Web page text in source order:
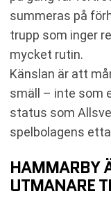
summeras på
trupp som inger
mycket rutin.
Känslan är att
smäll – inte som
status som
spelbolagens
HAMMARBY
UTMANARE